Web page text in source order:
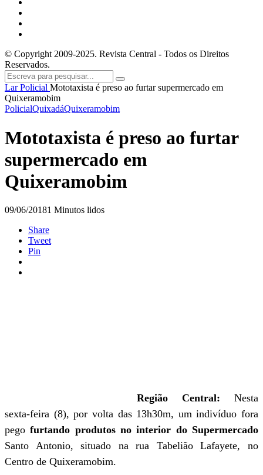
© Copyright 2009-2025. Revista Central - Todos os Direitos
Reservados.
LarPolicial Mototaxista é preso ao furtar supermercado em
Quixeramobim
PolicialQuixadáQuixeramobim
Mototaxista é preso ao furtar
supermercado em
Quixeramobim
09/06/20181 Minutos lidos
Share
Tweet
Pin
Região Central: Nesta
sexta-feira (8), por volta das 13h30m, um indivíduo fora
pegofurtando produtos no interior do Supermercado
Santo Antonio, situado na rua Tabelião Lafayete, no
Centro de Quixeramobim.